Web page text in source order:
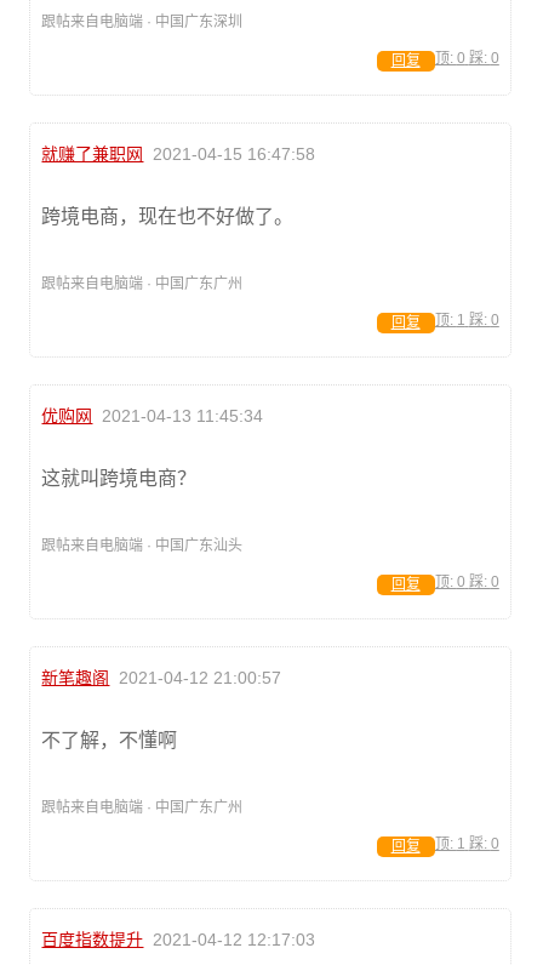
跟帖来自电脑端 · 中国广东深圳
顶: 0 踩: 0
回复
就赚了兼职网 2021-04-15 16:47:58
跨境电商，现在也不好做了。
跟帖来自电脑端 · 中国广东广州
顶: 1 踩: 0
回复
优购网 2021-04-13 11:45:34
这就叫跨境电商？
跟帖来自电脑端 · 中国广东汕头
顶: 0 踩: 0
回复
新笔趣阁 2021-04-12 21:00:57
不了解，不懂啊
跟帖来自电脑端 · 中国广东广州
顶: 1 踩: 0
回复
百度指数提升 2021-04-12 12:17:03